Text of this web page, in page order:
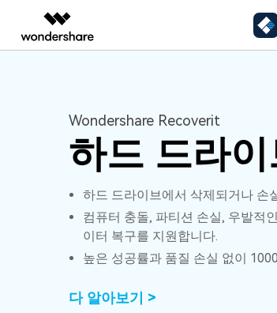
Filmora
쉽고 재미있는 영상 편집
UniConverter
DemoCreator
강력한 화면 녹화
AI 동영상, 이미지, 음악 생성기
순서도
파트너
Recoverit - Windows 버전
선도적인 데이터 복구 전문가
동영상 복구
USB 복구
외장하드 복구
기타 장치 복구
드라이브에서 복구
메모리 카드 복구
하드 드라이브 복구
USB 데이터 복구
파티션 복구
쓰레기통 복구
리눅스 데이터 복구
Wondershare Recoverit
하드 드라
하드 드라이브에서 삭제되거나 손
컴퓨터 충돌, 파티션 손실, 우발적
이터 복구를 지원합니다.
높은 성공률과 품질 손실 없이
다 알아보기 >